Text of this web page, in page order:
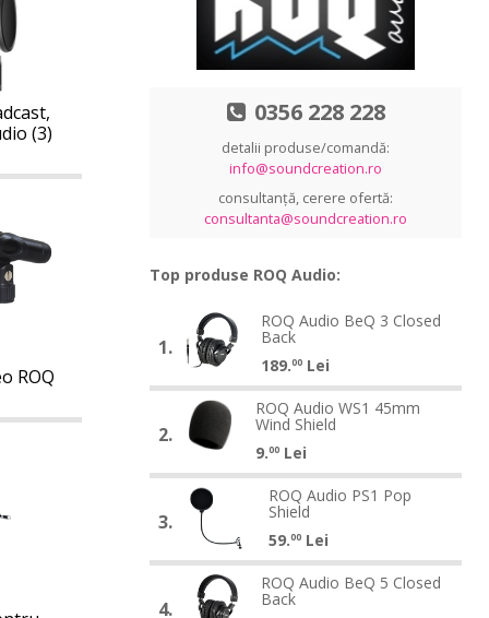
(3)
ROQ
0356 228 228
detalii produse/comandă:
info@soundcreation.ro
consultanță, cerere ofertă:
consultanta@soundcreation.ro
Top produse ROQ Audio:
Audio
3
Closed
Back
1.
ROQ
Audio
Closed
Back
ROQ Audio BeQ 3 Closed
Back
189.00 Lei
Audio
45mm
Shield
2.
ROQ
Audio
45mm
Wind
Shield
ROQ Audio WS1 45mm
Wind Shield
9.00 Lei
Audio
Pop
Shield
3.
ROQ
Audio
Pop
Shield
ROQ Audio PS1 Pop
Shield
59.00 Lei
Audio
4.
ROQ
Audio
ROQ Audio BeQ 5 Closed
Back